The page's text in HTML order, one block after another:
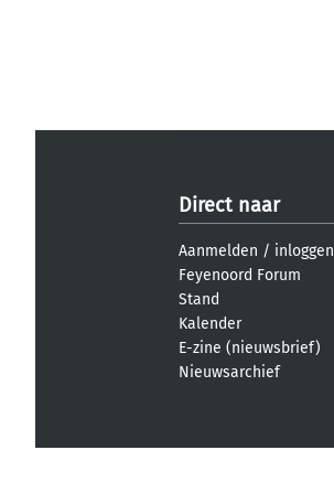
Direct naar
Aanmelden / inloggen
Feyenoord Forum
Stand
Kalender
E-zine (nieuwsbrief)
Nieuwsarchief